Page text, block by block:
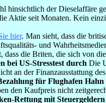
hinsichtlich der Dieselaffäre
Aktie seit Monaten. Kein
hier. Man sieht, dass die
und
die Briten, die sich von
bei US-Stresstest durch Die
an der Finanzausstattung
für Flughafen
den Kaufpreis nicht
Rettung mit